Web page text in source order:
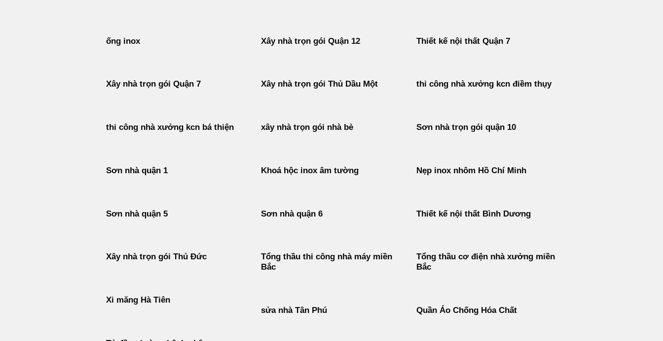
ống inox Xây nhà trọn gói Quận 12 Thiết kế nội thất Quận 7
Xây nhà trọn gói Quận 7 Xây nhà trọn gói Thủ Dầu Một thi công nhà xưởng kcn điềm thụy
thi công nhà xưởng kcn bá thiện xây nhà trọn gói nhà bè Sơn nhà trọn gói quận 10
Sơn nhà quận 1 Khoá hộc inox âm tường Nẹp inox nhôm Hồ Chí Minh
Sơn nhà quận 5 Sơn nhà quận 6 Thiết kế nội thất Bình Dương
Xây nhà trọn gói Thủ Đức
Tổng thầu thi công nhà máy miền
Bắc
Tổng thầu cơ điện nhà xưởng miền
Bắc
Xi măng Hà Tiên
sửa nhà Tân Phú
Quần Áo Chống Hóa Chất